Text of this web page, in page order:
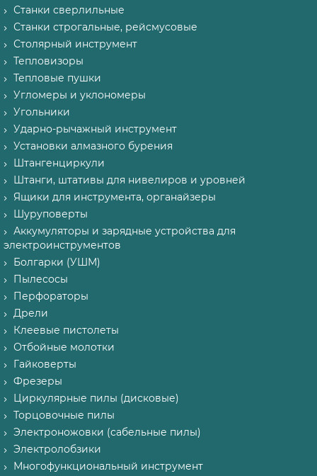
Станки сверлильные
Станки строгальные, рейсмусовые
Столярный инструмент
Тепловизоры
Тепловые пушки
Угломеры и уклономеры
Угольники
Ударно-рычажный инструмент
Установки алмазного бурения
Штангенциркули
Штанги, штативы для нивелиров и уровней
Ящики для инструмента, органайзеры
Шуруповерты
Аккумуляторы и зарядные устройства для
электроинструментов
Болгарки (УШМ)
Пылесосы
Перфораторы
Дрели
Клеевые пистолеты
Отбойные молотки
Гайковерты
Фрезеры
Циркулярные пилы (дисковые)
Торцовочные пилы
Электроножовки (сабельные пилы)
Электролобзики
Многофункциональный инструмент